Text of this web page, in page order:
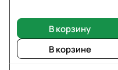
В корзину
В корзине